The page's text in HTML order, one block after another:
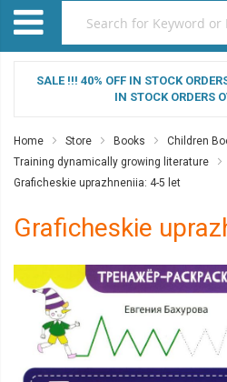
SALE !!! 40% OFF IN STOCK
IN STOCK ORDERS
Home Store Books
Children
Training dynamically growing literature
Graficheskie uprazhneniia: 4-5 let
Graficheskie